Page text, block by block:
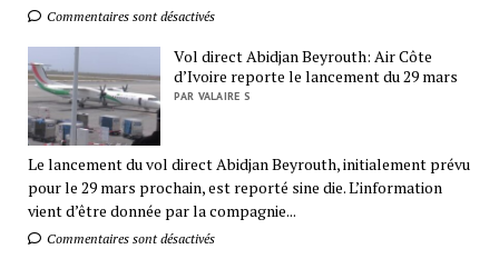
Commentaires sont désactivés
Vol direct Abidjan Beyrouth: Air Côte
d’Ivoire reporte le lancement du 29 mars
PAR VALAIRE S
Le lancement du vol direct Abidjan Beyrouth, initialement prévu
pour le 29 mars prochain, est reporté sine die. L’information
vient d’être donnée par la compagnie...
Commentaires sont désactivés